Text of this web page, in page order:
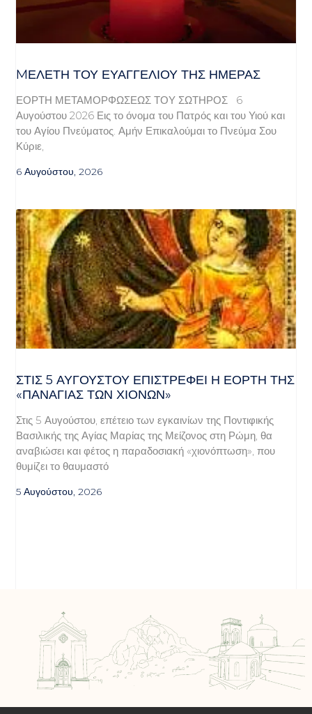
MΕΛΈΤΗ ΤΟΥ ΕΥΑΓΓΕΛΊΟΥ ΤΗΣ ΗΜΈΡΑΣ
ΕΟΡΤΗ ΜΕΤΑΜΟΡΦΩΣΕΩΣ ΤΟΥ ΣΩΤΗΡΟΣ 6
Αυγούστου 2026 Εις το όνομα του Πατρός και του Υιού και
του Αγίου Πνεύματος. Αμήν Επικαλούμαι το Πνεύμα Σου
Κύριε,
6 Αυγούστου, 2026
ΣΤΙΣ 5 ΑΥΓΟΎΣΤΟΥ ΕΠΙΣΤΡΈΦΕΙ Η ΕΟΡΤΉ ΤΗΣ
«ΠΑΝΑΓΊΑΣ ΤΩΝ ΧΙΌΝΩΝ»
Στις 5 Αυγούστου, επέτειο των εγκαινίων της Ποντιφικής
Βασιλικής της Αγίας Μαρίας της Μείζονος στη Ρώμη, θα
αναβιώσει και φέτος η παραδοσιακή «χιονόπτωση», που
θυμίζει το θαυμαστό
5 Αυγούστου, 2026